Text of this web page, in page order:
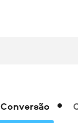
Conversão